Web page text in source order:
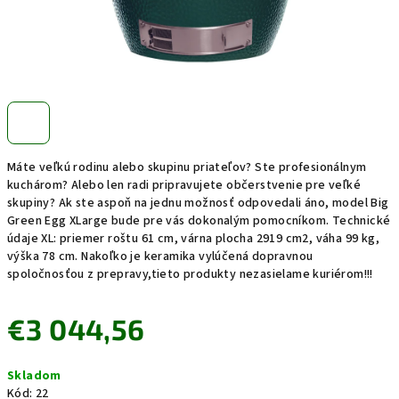
Máte veľkú rodinu alebo skupinu priateľov? Ste profesionálnym
kuchárom? Alebo len radi pripravujete občerstvenie pre veľké
skupiny? Ak ste aspoň na jednu možnosť odpovedali áno, model Big
Green Egg XLarge bude pre vás dokonalým pomocníkom. Technické
údaje XL: priemer roštu 61 cm, várna plocha 2919 cm2, váha 99 kg,
výška 78 cm. Nakoľko je keramika vylúčená dopravnou
spoločnosťou z prepravy,tieto produkty nezasielame kuriérom!!!
€3 044,56
cena:
Skladom
Kód: 22